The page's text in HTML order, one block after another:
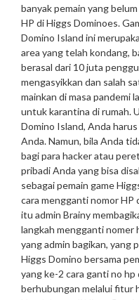
banyak pemain yang
HP di Higgs Dominoes.
Domino Island ini
area yang telah kondang,
berasal dari 10 juta
mengasyikkan dan salah
mainkan di masa pandemi
untuk karantina di rumah.
Domino Island, Anda
Anda. Namun, bila Anda
bagi para hacker atau
pribadi Anda yang bisa
sebagai pemain game
cara mengganti nomor HP
itu admin Brainy
langkah mengganti nomer
yang admin bagikan, yang
Higgs Domino bersama
yang ke-2 cara ganti no hp
berhubungan melalui fitur